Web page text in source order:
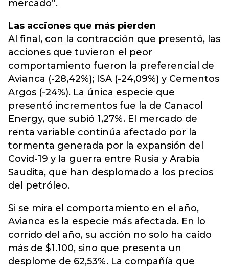
mercado”.
Las acciones que más pierden
Al final, con la contracción que presentó, las
acciones que tuvieron el peor
comportamiento fueron la preferencial de
Avianca (-28,42%); ISA (-24,09%) y Cementos
Argos (-24%). La única especie que
presentó incrementos fue la de Canacol
Energy, que subió 1,27%. El mercado de
renta variable continúa afectado por la
tormenta generada por la expansión del
Covid-19 y la guerra entre Rusia y Arabia
Saudita, que han desplomado a los precios
del petróleo.
Si se mira el comportamiento en el año,
Avianca es la especie más afectada. En lo
corrido del año, su acción no solo ha caído
más de $1.100, sino que presenta un
desplome de 62,53%. La compañía que